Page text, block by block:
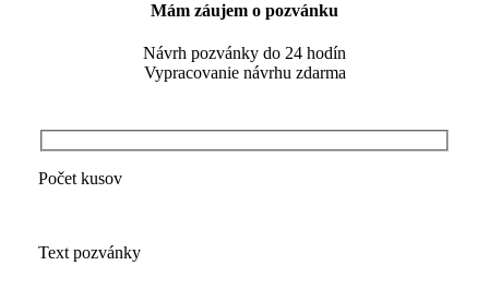
Mám záujem o pozvánku
Návrh pozvánky do 24 hodín
Vypracovanie návrhu zdarma
Počet kusov
Text pozvánky